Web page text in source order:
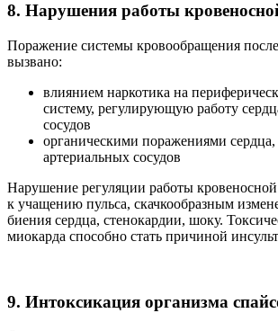
8. Нарушения работы
Поражение системы кровообращения
вызвано:
влиянием наркотика на
систему, регулирующую работу
сосудов
органическими поражениями
артериальных сосудов
Нарушение регуляции работы
к учащению пульса, скачкообразным
биения сердца, стенокардии, шоку.
миокарда способно стать причиной
9. Интоксикация организма